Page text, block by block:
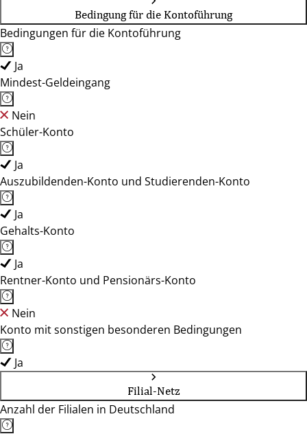
Bedingung für die Kontoführung
Bedingungen für die Kontoführung
Ja
Mindest-Geldeingang
Nein
Schüler-Konto
Ja
Auszubildenden-Konto und Studierenden-Konto
Ja
Gehalts-Konto
Ja
Rentner-Konto und Pensionärs-Konto
Nein
Konto mit sonstigen besonderen Bedingungen
Ja
Filial-Netz
Anzahl der Filialen in Deutschland